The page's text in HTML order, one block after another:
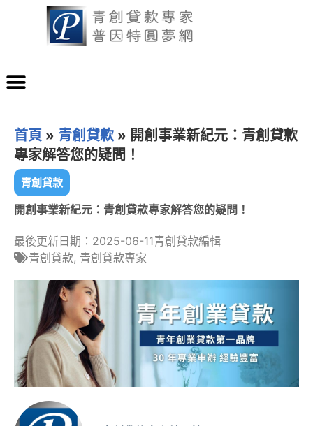
首頁 » 青創貸款» 開創事業新紀元：青創貸款
專家解答您的疑問！
青創貸款
開創事業新紀元：青創貸款專家解答您的疑問！
最後更新日期：2025-06-11青創貸款編輯
青創貸款, 青創貸款專家